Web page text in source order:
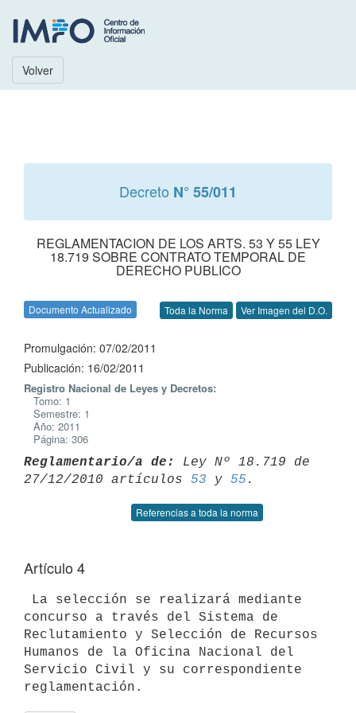
Volver
Decreto N° 55/011
REGLAMENTACION DE LOS ARTS. 53 Y 55 LEY
18.719 SOBRE CONTRATO TEMPORAL DE
DERECHO PUBLICO
Documento Actualizado Toda la Norma Ver Imagen del D.O.
Promulgación: 07/02/2011
Publicación: 16/02/2011
Registro Nacional de Leyes y Decretos:
Tomo: 1
Semestre: 1
Año: 2011
Página: 306
Reglamentario/a de:
Ley Nº 18.719 de
27/12/2010 artículos 53 y 55
Referencias a toda la norma
Artículo 4
concurso a través del Sistema de
Reclutamiento y Selección de Recursos
Humanos de la Oficina Nacional del
Servicio Civil y su correspondiente